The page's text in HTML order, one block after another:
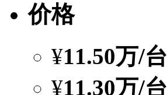
价格
¥11.50万/台
¥11.30万/台